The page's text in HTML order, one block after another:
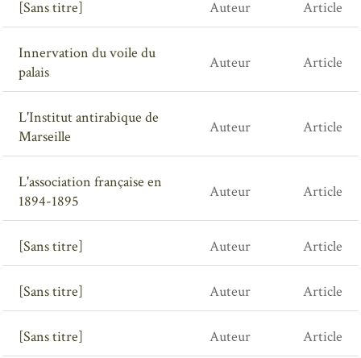
[Sans titre] Auteur Article
Innervation du voile du
palais
Auteur Article
L'Institut antirabique de
Marseille
Auteur Article
L'association française en
1894-1895
Auteur Article
[Sans titre] Auteur Article
[Sans titre] Auteur Article
[Sans titre] Auteur Article